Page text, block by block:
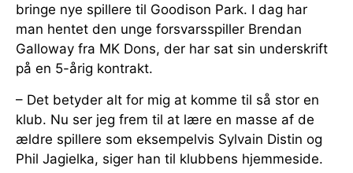
bringe nye spillere til Goodison Park. I dag har
man hentet den unge forsvarsspiller Brendan
Galloway fra MK Dons, der har sat sin underskrift
på en 5-årig kontrakt.
– Det betyder alt for mig at komme til så stor en
klub. Nu ser jeg frem til at lære en masse af de
ældre spillere som eksempelvis Sylvain Distin og
Phil Jagielka, siger han til klubbens hjemmeside.